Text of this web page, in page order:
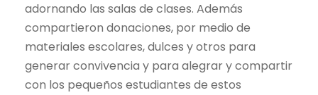
adornando las salas de clases. Además
compartieron donaciones, por medio de
materiales escolares, dulces y otros para
generar convivencia y para alegrar y compartir
con los pequeños estudiantes de estos